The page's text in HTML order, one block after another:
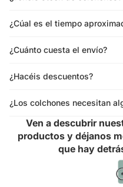
¿Cúal es el tiempo
¿Cuánto cuesta el envío?
¿Hacéis descuentos?
¿Los colchones necesitan
Ven a descubrir
productos y déjanos
que hay